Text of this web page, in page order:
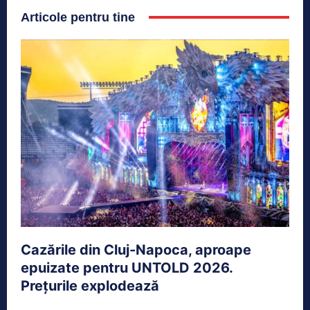
Articole pentru tine
Cazările din Cluj-Napoca, aproape
epuizate pentru UNTOLD 2026.
Prețurile explodează